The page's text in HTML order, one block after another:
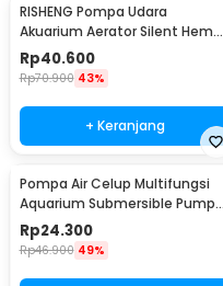
RISHENG Pompa Udara
Akuarium Aerator Silent Hemat
Energi 2.4W - RS-511
Rp40.600
Rp70.900 43%
+ Keranjang
Pompa Air Celup Multifungsi
Aquarium Submersible Pump
12V 6W - YX-385
Rp24.300
Rp46.900 49%